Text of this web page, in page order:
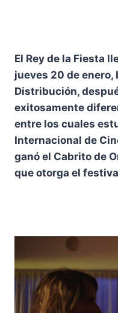
El Rey de la Fiesta
jueves 20 de enero,
Distribución,
exitosamente
entre los cuales
Internacional de
ganó el Cabrito de
que otorga el